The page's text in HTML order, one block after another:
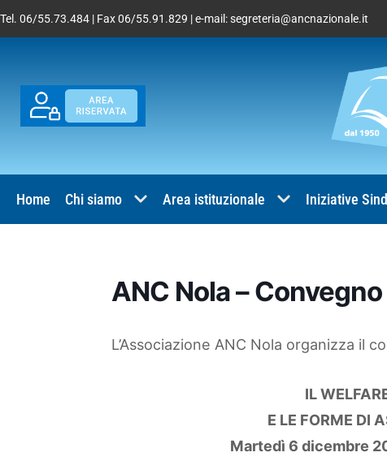
Tel. 06/55.73.484 | Fax 06/55.91.829 | e-mail:segreteria@ancnazionale.it
Home Chi siamo Area istituzionale Iniziative
ANC Nola –
L’Associazione ANC Nola organizza il
IL
E LE FORME DI
Martedì 6 dicembre